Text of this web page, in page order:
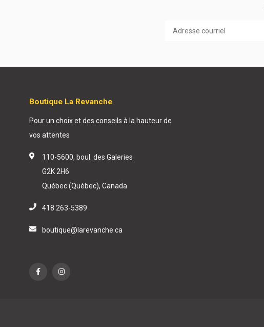
Boutique La Revanche
Pour un choix et des conseils à la hauteur de
vos attentes
110-5600, boul. des Galeries
G2K 2H6
Québec (Québec), Canada
418 263-5389
boutique@larevanche.ca